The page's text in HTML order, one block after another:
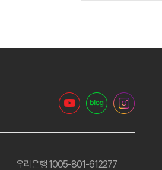
우리은행 1005-801-612277